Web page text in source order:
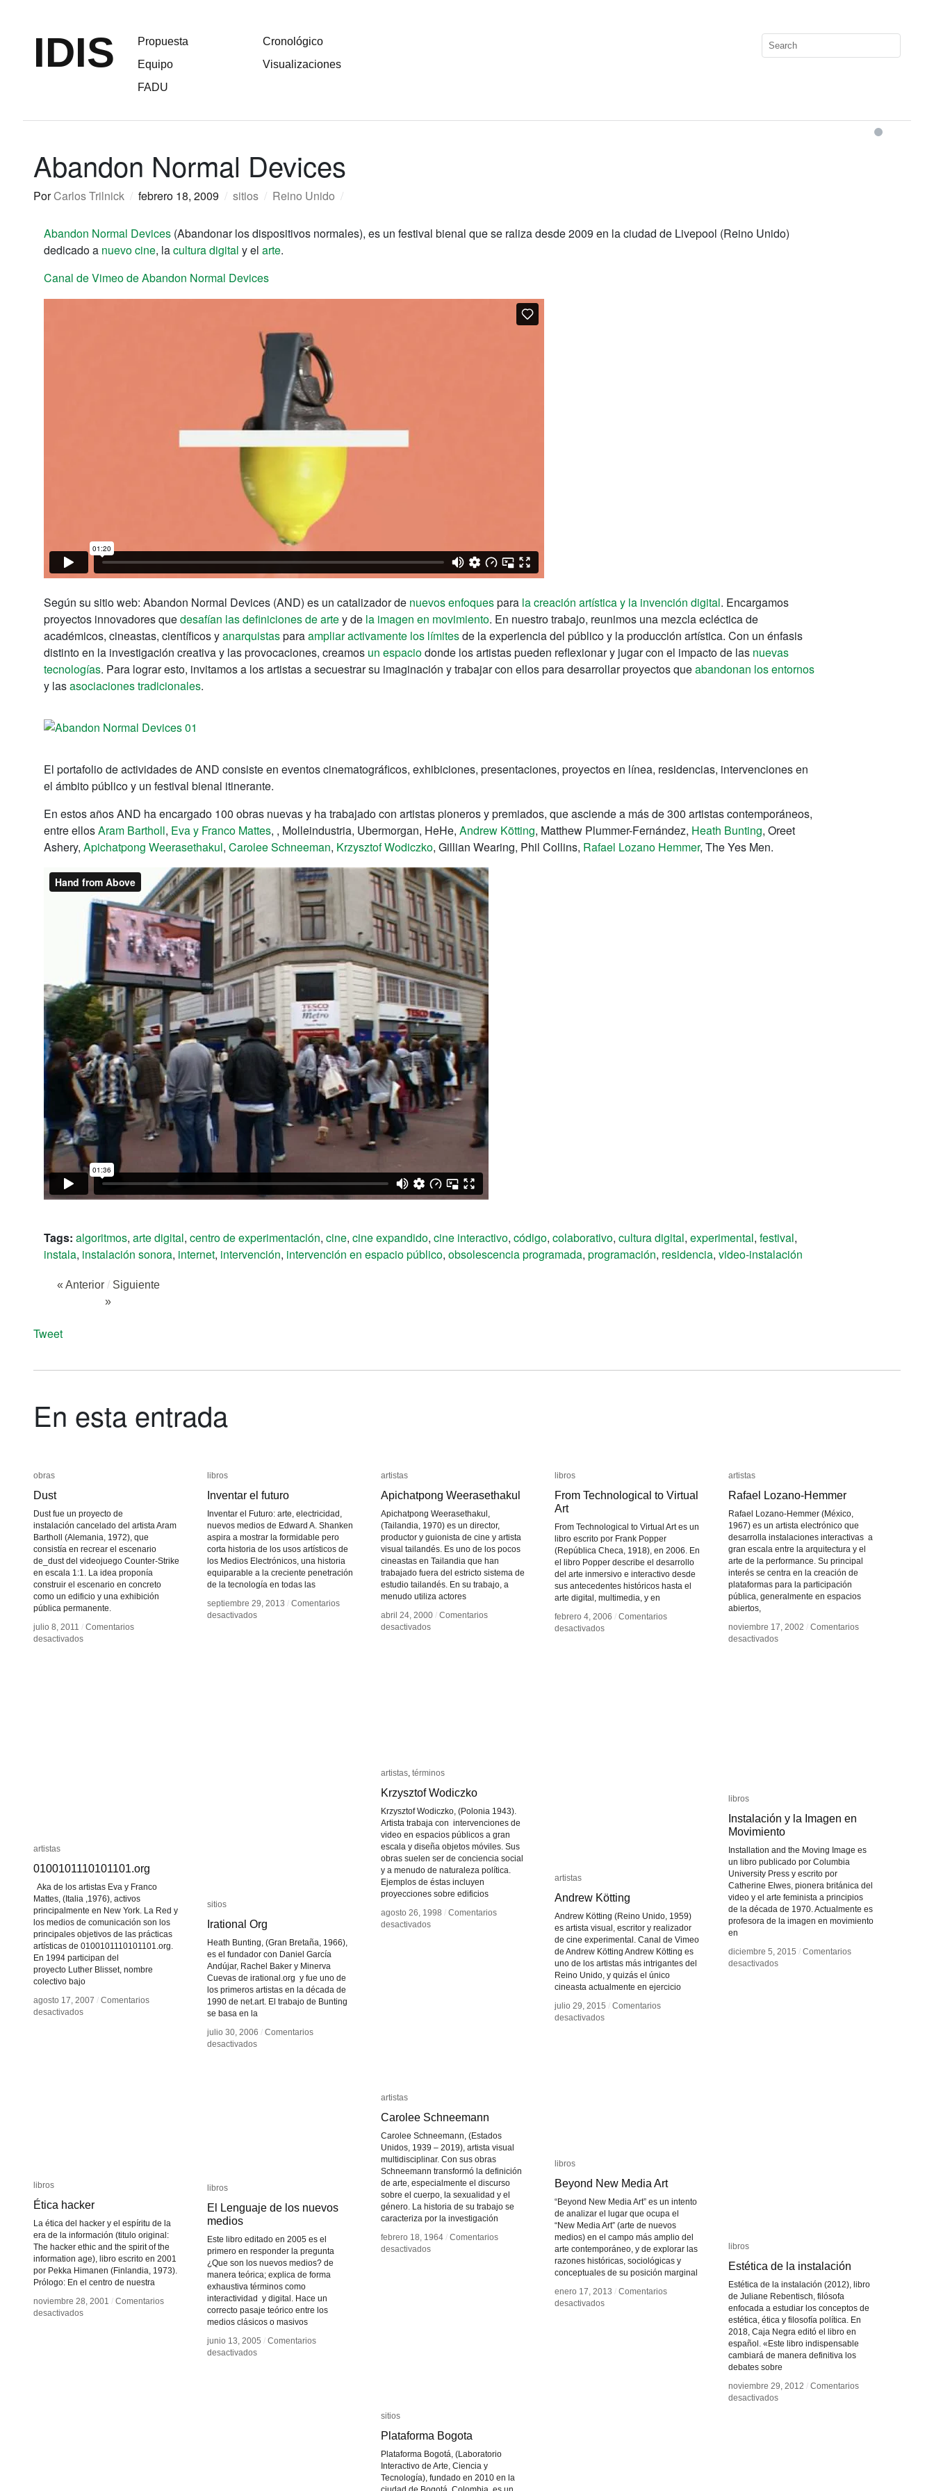
IDIS
Propuesta
Equipo
FADU
Cronológico
Visualizaciones
Abandon Normal Devices
PorCarlos Trilnick / febrero 18, 2009 / sitios / Reino Unido /
Abandon Normal Devices (Abandonar los dispositivos normales), es un festival bienal que se raliza desde 2009 en la ciudad de Livepool (Reino Unido)
dedicado a nuevo cine, lacultura digital y el arte.
Canal de Vimeo de Abandon Normal Devices
Según su sitio web: Abandon Normal Devices (AND) es un catalizador de nuevos enfoquespara la creación artística y la invención digital. Encargamos
proyectos innovadores quedesafían las definiciones de artey de la imagen en movimiento. En nuestro trabajo, reunimos una mezcla ecléctica de
académicos, cineastas, científicos yanarquistasparaampliar activamente los límitesde la experiencia del público y la producción artística. Con un énfasis
distinto en la investigación creativa y las provocaciones, creamos un espaciodonde los artistas pueden reflexionar y jugar con el impacto de las nuevas
tecnologías. Para lograr esto, invitamos a los artistas a secuestrar su imaginación y trabajar con ellos para desarrollar proyectos queabandonan los entornos
y lasasociaciones tradicionales.
El portafolio de actividades de AND consiste en eventos cinematográficos, exhibiciones, presentaciones, proyectos en línea, residencias, intervenciones en
el ámbito público y un festival bienal itinerante.
En estos años AND ha encargado 100 obras nuevas y ha trabajado con artistas pioneros y premiados, que asciende a más de 300 artistas contemporáneos,
entre ellosAram Bartholl, Eva y Franco Mattes, , Molleindustria, Ubermorgan, HeHe, Andrew Kötting, Matthew Plummer-Fernández, Heath Bunting, Oreet
Ashery, Apichatpong Weerasethakul, Carolee Schneeman, Krzysztof Wodiczko, Gillian Wearing, Phil Collins, Rafael Lozano Hemmer, The Yes Men.
Tags: algoritmos, arte digital, centro de experimentación, cine, cine expandido, cine interactivo, código, colaborativo, cultura digital, experimental, festival,
instala, instalación sonora, internet, intervención, intervención en espacio público, obsolescencia programada, programación, residencia, video-instalación
« Anterior / Siguiente
»
Tweet
En esta entrada
obras
Dust
Dust fue un proyecto de
instalación cancelado del artista Aram
Bartholl (Alemania, 1972), que
consistía en recrear el escenario
de_dust del videojuego Counter-Strike
en escala 1:1. La idea proponía
construir el escenario en concreto
como un edificio y una exhibición
pública permanente.
julio 8, 2011 / Comentarios
desactivadosen
obras
Dust
julio 8, 2011 / Comentarios
desactivadosen
libros
Inventar el futuro
Inventar el Futuro: arte, electricidad,
nuevos medios de Edward A. Shanken
aspira a mostrar la formidable pero
corta historia de los usos artísticos de
los Medios Electrónicos, una historia
equiparable a la creciente penetración
de la tecnología en todas las
septiembre 29, 2013 / Comentarios
desactivadosen
libros
Inventar el futuro
septiembre 29, 2013 / Comentarios
desactivadosen
artistas
Apichatpong Weerasethakul
Apichatpong Weerasethakul,
(Tailandia, 1970) es un director,
productor y guionista de cine y artista
visual tailandés. Es uno de los pocos
cineastas en Tailandia que han
trabajado fuera del estricto sistema de
estudio tailandés. En su trabajo, a
menudo utiliza actores
abril 24, 2000 / Comentarios
desactivadosen
artistas
Apichatpong Weerasethakul
abril 24, 2000 / Comentarios
desactivadosen
libros
From Technological to Virtual
Art
From Technological to Virtual Art es un
libro escrito por Frank Popper
(República Checa, 1918), en 2006. En
el libro Popper describe el desarrollo
del arte inmersivo e interactivo desde
sus antecedentes históricos hasta el
arte digital, multimedia, y en
febrero 4, 2006 / Comentarios
desactivadosen
libros
From Technological to Virtual
Art
febrero 4, 2006 / Comentarios
desactivadosen
artistas
Rafael Lozano-Hemmer
Rafael Lozano-Hemmer (México,
1967) es un artista electrónico que
desarrolla instalaciones interactivas a
gran escala entre la arquitectura y el
arte de la performance. Su principal
interés se centra en la creación de
plataformas para la participación
pública, generalmente en espacios
abiertos,
noviembre 17, 2002 / Comentarios
desactivadosen
artistas
Rafael Lozano-Hemmer
noviembre 17, 2002 / Comentarios
desactivadosen
artistas términos
Krzysztof Wodiczko
Krzysztof Wodiczko, (Polonia 1943).
Artista trabaja con intervenciones de
video en espacios públicos a gran
escala y diseña objetos móviles. Sus
obras suelen ser de conciencia social
y a menudo de naturaleza política.
Ejemplos de éstas incluyen
proyecciones sobre edificios
agosto 26, 1998 / Comentarios
desactivadosen
artistas términos
Krzysztof Wodiczko
agosto 26, 1998 / Comentarios
desactivadosen
libros
Instalación y la Imagen en
Movimiento
Installation and the Moving Image es
un libro publicado por Columbia
University Press y escrito por
Catherine Elwes, pionera británica del
video y el arte feminista a principios
de la década de 1970. Actualmente es
profesora de la imagen en movimiento
en
diciembre 5, 2015 / Comentarios
desactivadosen
libros
Instalación y la Imagen en
Movimiento
diciembre 5, 2015 / Comentarios
desactivadosen
artistas
0100101110101101.org
Aka de los artistas Eva y Franco
Mattes, (Italia ,1976), activos
principalmente en New York. La Red y
los medios de comunicación son los
principales objetivos de las prácticas
artísticas de 0100101110101101.org.
En 1994 participan del
proyecto Luther Blisset, nombre
colectivo bajo
agosto 17, 2007 / Comentarios
desactivadosen
artistas
0100101110101101.org
agosto 17, 2007 / Comentarios
desactivadosen
artistas
Andrew Kötting
Andrew Kötting (Reino Unido, 1959)
es artista visual, escritor y realizador
de cine experimental. Canal de Vimeo
de Andrew Kötting Andrew Kötting es
uno de los artistas más intrigantes del
Reino Unido, y quizás el único
cineasta actualmente en ejercicio
julio 29, 2015 / Comentarios
desactivadosen
artistas
Andrew Kötting
julio 29, 2015 / Comentarios
desactivadosen
sitios
Irational Org
Heath Bunting, (Gran Bretaña, 1966),
es el fundador con Daniel García
Andújar, Rachel Baker y Minerva
Cuevas de irational.org y fue uno de
los primeros artistas en la década de
1990 de net.art. El trabajo de Bunting
se basa en la
julio 30, 2006 / Comentarios
desactivadosen
sitios
Irational Org
julio 30, 2006 / Comentarios
desactivadosen
artistas
Carolee Schneemann
Carolee Schneemann, (Estados
Unidos, 1939 – 2019), artista visual
multidisciplinar. Con sus obras
Schneemann transformó la definición
de arte, especialmente el discurso
sobre el cuerpo, la sexualidad y el
género. La historia de su trabajo se
caracteriza por la investigación
febrero 18, 1964 / Comentarios
desactivadosen
artistas
Carolee Schneemann
febrero 18, 1964 / Comentarios
desactivadosen
libros
Beyond New Media Art
“Beyond New Media Art” es un intento
de analizar el lugar que ocupa el
“New Media Art” (arte de nuevos
medios) en el campo más amplio del
arte contemporáneo, y de explorar las
razones históricas, sociológicas y
conceptuales de su posición marginal
enero 17, 2013 / Comentarios
desactivadosen
libros
Beyond New Media Art
enero 17, 2013 / Comentarios
desactivadosen
libros
Ética hacker
La ética del hacker y el espíritu de la
era de la información (titulo original:
The hacker ethic and the spirit of the
information age), libro escrito en 2001
por Pekka Himanen (Finlandia, 1973).
Prólogo: En el centro de nuestra
noviembre 28, 2001 / Comentarios
desactivadosen
libros
Ética hacker
noviembre 28, 2001 / Comentarios
desactivadosen
libros
El Lenguaje de los nuevos
medios
Este libro editado en 2005 es el
primero en responder la pregunta
¿Que son los nuevos medios? de
manera teórica; explica de forma
exhaustiva términos como
interactividad y digital. Hace un
correcto pasaje teórico entre los
medios clásicos o masivos
junio 13, 2005 / Comentarios
desactivadosen
libros
El Lenguaje de los nuevos
medios
junio 13, 2005 / Comentarios
desactivadosen
libros
Estética de la instalación
Estética de la instalación (2012), libro
de Juliane Rebentisch, filósofa
enfocada a estudiar los conceptos de
estética, ética y filosofía política. En
2018, Caja Negra editó el libro en
español. «Este libro indispensable
cambiará de manera definitiva los
debates sobre
noviembre 29, 2012 / Comentarios
desactivadosen
libros
Estética de la instalación
noviembre 29, 2012 / Comentarios
desactivadosen
sitios
Plataforma Bogota
Plataforma Bogotá, (Laboratorio
Interactivo de Arte, Ciencia y
Tecnología), fundado en 2010 en la
sitios
Plataforma Bogota